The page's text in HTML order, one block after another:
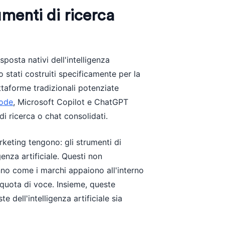
di ricerca
nativi dell'intelligenza
stati costruiti specificamente per la
tradizionali potenziate
, Microsoft Copilot e ChatGPT
ricerca o chat consolidati.
tengono: gli strumenti di
artificiale. Questi non
come i marchi appaiono all'interno
di voce. Insieme, queste
dell'intelligenza artificiale sia